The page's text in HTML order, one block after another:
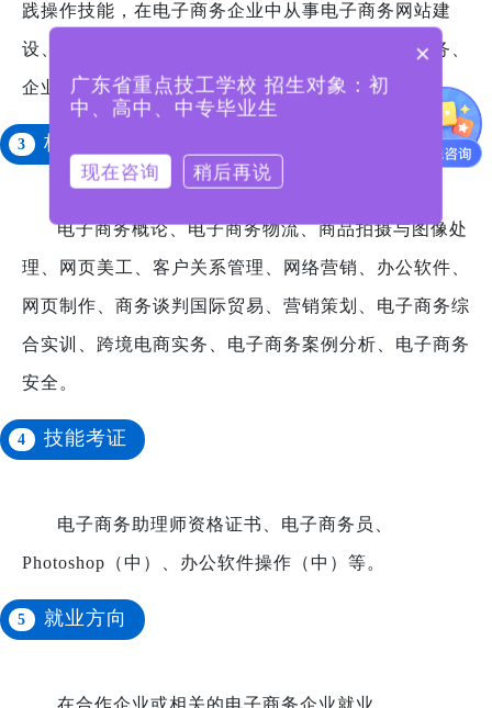
践操作技能，在电子商务企业中从事电子商务网站建
设、网店运营与管理、网络营销推广、网络客户服务、
企业管理的高素质技术技能型人才。
3 核心课程
电子商务概论、电子商务物流、商品拍摄与图像处
理、网页美工、客户关系管理、网络营销、办公软件、
网页制作、商务谈判国际贸易、营销策划、电子商务综
合实训、跨境电商实务、电子商务案例分析、电子商务
安全。
4 技能考证
电子商务助理师资格证书、电子商务员、
Photoshop（中）、办公软件操作（中）等。
5 就业方向
×
广东省重点技工学校 招生对象：初
中、高中、中专毕业生
现在咨询 稍后再说